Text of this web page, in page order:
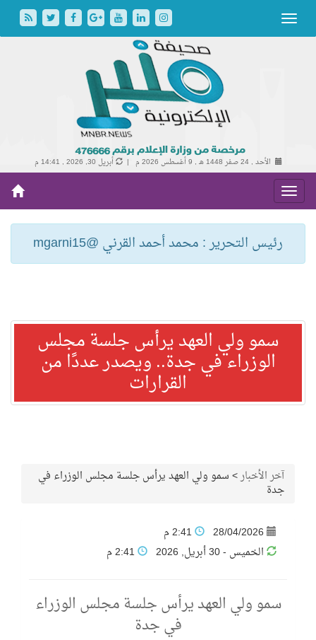
الأحد , 24 صفر 1448 هـ , 9 أغسطس 2026 م | أبريل 30, 2026 , 14:41 م
رئيس التحرير : محمد أحمد القرني @mgarni15
سمو ولي العهد يرأس جلسة مجلس
الوزراء في جدة.. ويصدر عددًا من
القرارات
آخر الأخبار>سمو ولي العهد يرأس جلسة مجلس الوزراء في
جدة
28/04/2026
الخميس - 30 أبريل, 2026
سمو ولي العهد يرأس جلسة مجلس الوزراء
في جدة